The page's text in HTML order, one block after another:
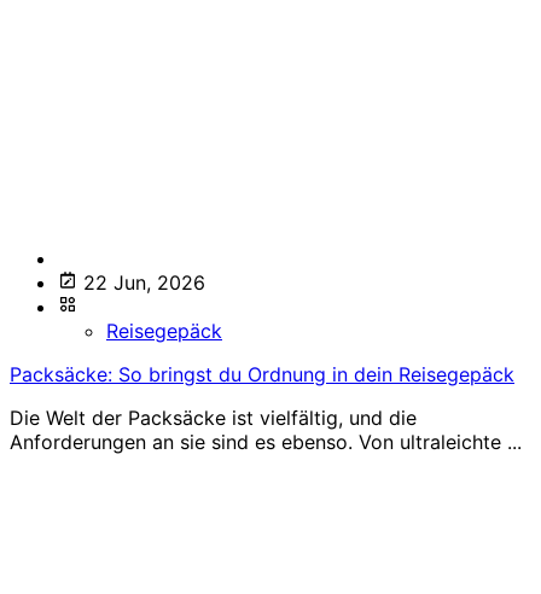
22 Jun, 2026
Reisegepäck
Packsäcke: So bringst du Ordnung in dein Reisegepäck
Die Welt der Packsäcke ist vielfältig, und die
Anforderungen an sie sind es ebenso. Von ultraleichte ...